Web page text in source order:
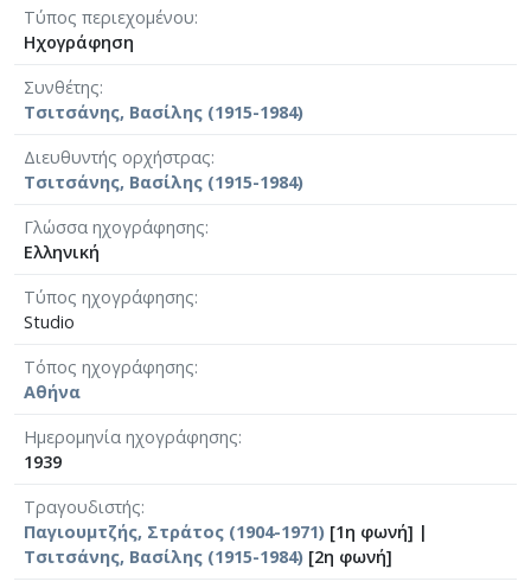
Τύπος περιεχομένου
Ηχογράφηση
Συνθέτης
Τσιτσάνης, Βασίλης (1915-1984)
Διευθυντής ορχήστρας
Τσιτσάνης, Βασίλης (1915-1984)
Γλώσσα ηχογράφησης
Ελληνική
Τύπος ηχογράφησης
Studio
Τόπος ηχογράφησης
Αθήνα
Ημερομηνία ηχογράφησης
1939
Τραγουδιστής
Παγιουμτζής, Στράτος (1904-1971) [1η φωνή] |
Τσιτσάνης, Βασίλης (1915-1984) [2η φωνή]